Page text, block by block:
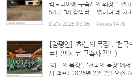
캄보디아에 구속사의 휘장을 펼
54:2 “네 장막터를 넓히며 네 처
의 줄을 길게 하며 너의 말뚝을 견
요?” “너무 위험한 거 아니에요
Date2026.03.05 Views 1478
[참평안] ‘하늘의 목장’, ‘천
로! <멕시코 구속사 캠프>
‘하늘의 목장’, ‘천국의 목장’에
사 캠프> 2026년 2월 2일 오전